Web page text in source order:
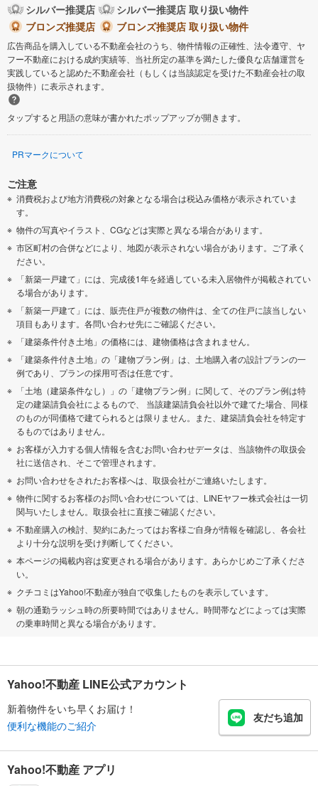
シルバー推奨店
シルバー推奨店 取り扱い物件
ブロンズ推奨店
ブロンズ推奨店 取り扱い物件
広告商品を購入している不動産会社のうち、物件情報の正確性、法令遵守、ヤ
フー不動産における成約実績等、当社所定の基準を満たした優良な店舗運営を
実践していると認めた不動産会社（もしくは当該認定を受けた不動産会社の取
扱物件）に表示されます。
タップすると用語の意味が書かれたポップアップが開きます。
PRマークについて
ご注意
消費税および地方消費税の対象となる場合は税込み価格が表示されていま
す。
物件の写真やイラスト、CGなどは実際と異なる場合があります。
市区町村の合併などにより、地図が表示されない場合があります。ご了承く
ださい。
「新築一戸建て」には、完成後1年を経過している未入居物件が掲載されてい
る場合があります。
「新築一戸建て」には、販売住戸が複数の物件は、全ての住戸に該当しない
項目もあります。各問い合わせ先にご確認ください。
「建築条件付き土地」の価格には、建物価格は含まれません。
「建築条件付き土地」の「建物プラン例」は、土地購入者の設計プランの一
例であり、プランの採用可否は任意です。
「土地（建築条件なし）」の「建物プラン例」に関して、そのプラン例は特
定の建築請負会社によるもので、 当該建築請負会社以外で建てた場合、同様
のものが同価格で建てられるとは限りません。また、建築請負会社を特定す
るものではありません。
お客様が入力する個人情報を含むお問い合わせデータは、当該物件の取扱会
社に送信され、そこで管理されます。
お問い合わせをされたお客様へは、取扱会社がご連絡いたします。
物件に関するお客様のお問い合わせについては、LINEヤフー株式会社は一切
関与いたしません。取扱会社に直接ご確認ください。
不動産購入の検討、契約にあたってはお客様ご自身が情報を確認し、各会社
より十分な説明を受け判断してください。
本ページの掲載内容は変更される場合があります。あらかじめご了承くださ
い。
クチコミはYahoo!不動産が独自で収集したものを表示しています。
朝の通勤ラッシュ時の所要時間ではありません。時間帯などによっては実際
の乗車時間と異なる場合があります。
Yahoo!不動産 LINE公式アカウント
新着物件をいち早くお届け！
便利な機能のご紹介
友だち追加
Yahoo!不動産 アプリ